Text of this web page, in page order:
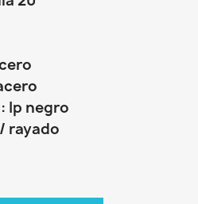
Ip negro
rayado